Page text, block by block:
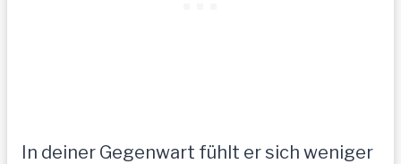
In deiner Gegenwart fühlt er sich weniger